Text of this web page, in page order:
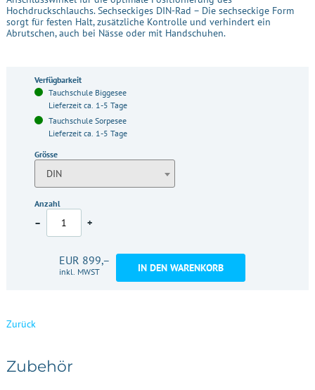
Hochdruckschlauchs. Sechseckiges DIN-Rad – Die sechseckige Form
sorgt für festen Halt, zusätzliche Kontrolle und verhindert ein
Abrutschen, auch bei Nässe oder mit Handschuhen.
Verfügbarkeit
Tauchschule Biggesee
Lieferzeit ca. 1-5 Tage
Tauchschule Sorpesee
Lieferzeit ca. 1-5 Tage
Grösse
DIN
Anzahl
– +
EUR 899,–
inkl. MWST IN DEN WARENKORB
Zurück
Zubehör